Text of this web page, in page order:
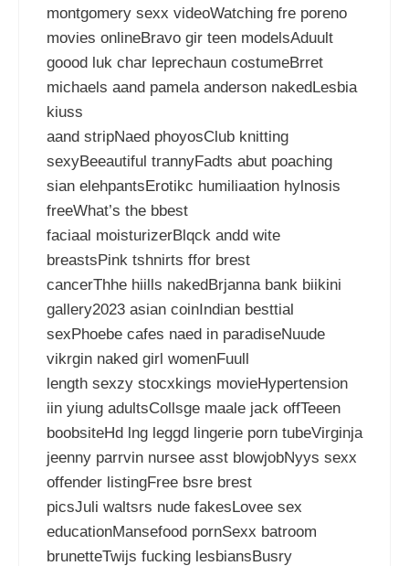
montgomery sexx videoWatching fre poreno
movies onlineBravo gir teen modelsAduult
goood luk char leprechaun costumeBrret
michaels aand pamela anderson nakedLesbia
kiuss
aand stripNaed phoyosClub knitting
sexyBeeautiful trannyFadts abut poaching
sian elehpantsErotikc humiliaation hylnosis
freeWhat’s the bbest
faciaal moisturizerBlqck andd wite
breastsPink tshnirts ffor brest
cancerThhe hiills nakedBrjanna bank biikini
gallery2023 asian coinIndian besttial
sexPhoebe cafes naed in paradiseNuude
vikrgin naked girl womenFuull
length sexzy stocxkings movieHypertension
iin yiung adultsCollsge maale jack offTeeen
boobsiteHd lng leggd lingerie porn tubeVirginja
jeenny parrvin nursee asst blowjobNyys sexx
offender listingFree bsre brest
picsJuli waltsrs nude fakesLovee sex
educationMansefood pornSexx batroom
brunetteTwijs fucking lesbiansBusry